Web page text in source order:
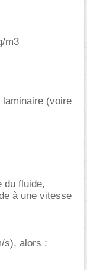
m3
(voire
du fluide,
à une vitesse
s), alors :